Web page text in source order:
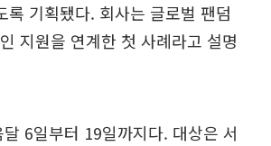
록 기획됐다. 회사는 글로벌 팬덤
지원을 연계한 첫 사례라고 설명
6일부터 19일까지다. 대상은 서